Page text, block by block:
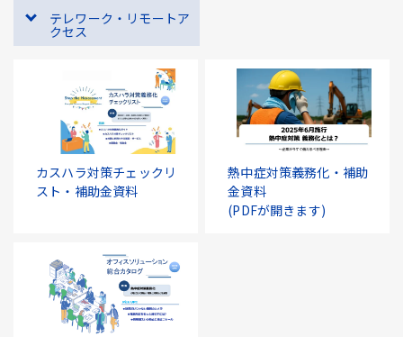
テレワーク・リモートア
クセス
カスハラ対策チェックリ
スト・補助金資料
熱中症対策義務化・補助
金資料
(PDFが開きます)